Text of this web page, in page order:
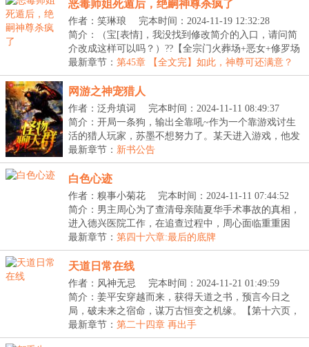
恶毒师姐死遁后，绝嗣神尊杀疯了
作者：笑琳琅
完本时间：2024-11-19 12:32:28
简介：（宝[表情]，我没找到修改简介的入口，请问简
介改成这样可以吗？）??【全宗门火葬场+恶女+修罗场
+...
最新章节： 第45章 【全文完】如此，神尊可还满意？
网游之神宠猎人
作者：泛舟填词
完本时间：2024-11-11 08:49:37
简介：开局一条狗，输出全靠吼~作为一个靠游戏讨生
活的猎人玩家，苏墨不想努力了。某天进入游戏，他发
现...
最新章节： 新书公告
白色心迹
作者：糗事小菊花
完本时间：2024-11-11 07:44:52
简介：男主周心为了查清母亲陆夏华手术事故的真相，
进入德兴医院工作，在追查过程中，周心面临重重困
境，...
最新章节： 第四十六章:最后的底牌
天道日常在线
作者：风神无忌
完本时间：2024-11-21 01:49:59
简介：姜平安穿越而来，获得天道之书，预言今日之
局，破未来之宿命，谋万古恒变之机缘。【第十六页，
人间...
最新章节： 第二十四章 再出手